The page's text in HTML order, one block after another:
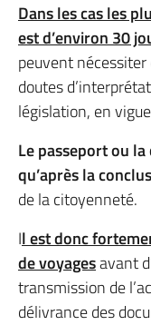
Dans les cas les
est d’environ 30
peuvent
doutes
législation, en
Le passeport ou
qu’après la
de la citoyenneté.
Il est donc
de voyagesavant
transmission de
délivrance des